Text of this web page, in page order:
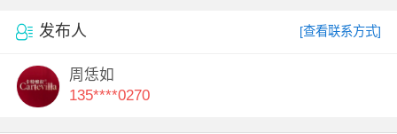
发布人 [查看联系方式]
周恁如
135****0270